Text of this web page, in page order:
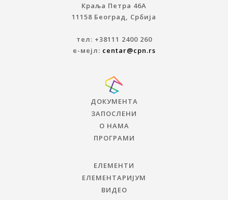
Краља Петра 46A
11158 Београд, Србија
тел: +38111 2400 260
е-мејл: centar@cpn.rs
ДОКУМЕНТА
ЗАПОСЛЕНИ
О НАМА
ПРОГРАМИ
ЕЛЕМЕНТИ
ЕЛЕМЕНТАРИЈУМ
ВИДЕО